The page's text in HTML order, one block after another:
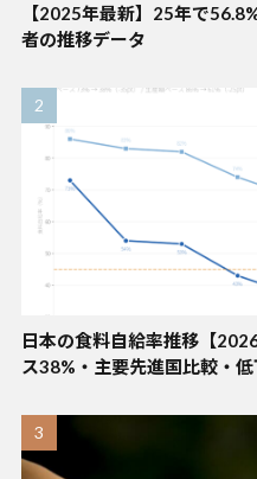
【2025年最新】25年で
者の推移データ
日本の食料自給率推移【
ス38%・主要先進国比較・